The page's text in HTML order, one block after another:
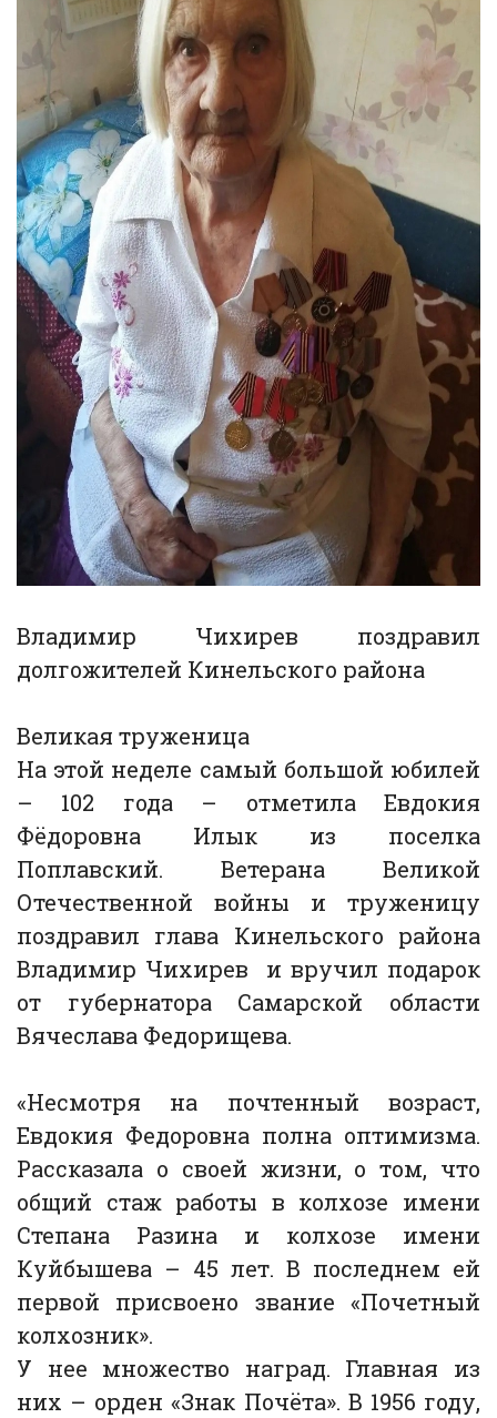
Владимир Чихирев поздравил
долгожителей Кинельского района
Великая труженица
На этой неделе самый большой юбилей
– 102 года – отметила Евдокия
Фёдоровна Илык из поселка
Поплавский. Ветерана Великой
Отечественной войны и труженицу
поздравил глава Кинельского района
Владимир Чихирев и вручил подарок
от губернатора Самарской области
Вячеслава Федорищева.
«Несмотря на почтенный возраст,
Евдокия Федоровна полна оптимизма.
Рассказала о своей жизни, о том, что
общий стаж работы в колхозе имени
Степана Разина и колхозе имени
Куйбышева – 45 лет. В последнем ей
первой присвоено звание «Почетный
колхозник».
У нее множество наград. Главная из
них – орден «Знак Почёта». В 1956 году,